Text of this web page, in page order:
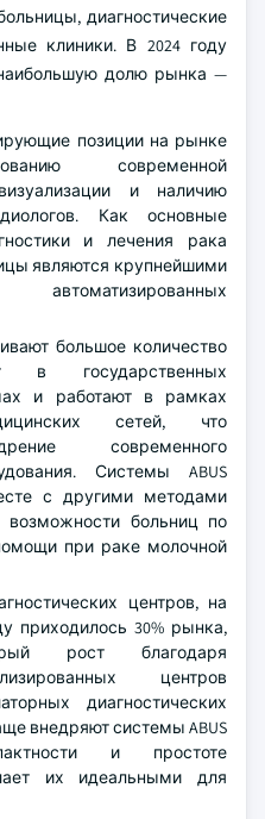
диагностические
клиники. В 2024 году
долю рынка —
позиции на рынке
современной
и наличию
Как основные
и лечения рака
являются крупнейшими
большое количество
в государственных
и работают в рамках
сетей, что
современного
Системы ABUS
с другими методами
возможности больниц по
при раке молочной
центров, на
приходилось 30% рынка,
рост благодаря
центров
диагностических
внедряют системы ABUS
и простоте
их идеальными для